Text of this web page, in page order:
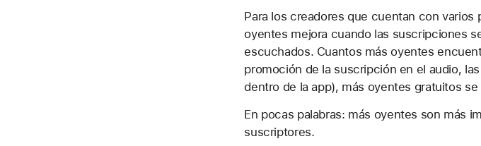
Para los creadores que cuentan con
oyentes mejora cuando las suscripciones
escuchados. Cuantos más oyentes
promoción de la suscripción en el audio,
dentro de la app), más oyentes gratuitos
En pocas palabras: más oyentes son más
suscriptores.